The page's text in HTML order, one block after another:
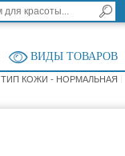
ВИДЫ ТОВАРОВ
ТИП КОЖИ - НОРМАЛЬНАЯ